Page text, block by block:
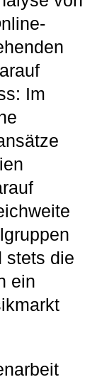
Im
stets die
ein